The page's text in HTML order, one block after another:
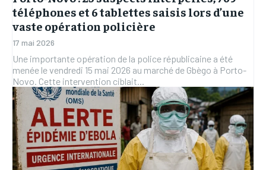
téléphones et 6 tablettes saisis lors d’une
vaste opération policière
17 mai 2026
Une importante opération de la police républicaine a été
menée le vendredi 15 mai 2026 au marché de Gbègo à Porto-
Novo. Cette intervention ciblait...